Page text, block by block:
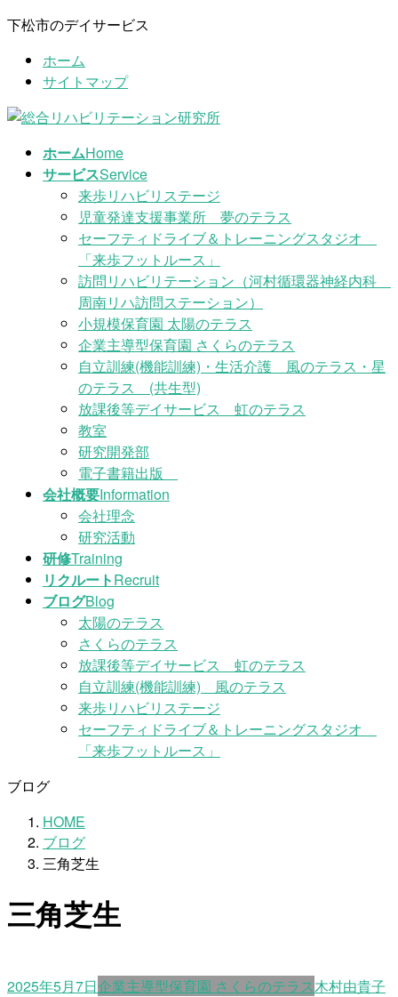
コ
ツ
ナ
シ
下松市のデイサービス
ホーム
サイトマップ
ホームHome
サービスService
来歩リハビリステージ
児童発達支援事業所 夢のテラス
セーフティドライブ＆トレーニングスタジオ
「来歩フットルース」
訪問リハビリテーション（河村循環器神経内科
周南リハ訪問ステーション）
小規模保育園 太陽のテラス
企業主導型保育園 さくらのテラス
自立訓練(機能訓練)・生活介護 風のテラス・星
のテラス (共生型)
放課後等デイサービス 虹のテラス
教室
研究開発部
電子書籍出版
会社概要Information
会社理念
研究活動
研修Training
リクルートRecruit
ブログBlog
太陽のテラス
さくらのテラス
放課後等デイサービス 虹のテラス
自立訓練(機能訓練) 風のテラス
来歩リハビリステージ
セーフティドライブ＆トレーニングスタジオ
「来歩フットルース」
ブログ
HOME
ブログ
三角芝生
三角芝生
2025年5月7日企業主導型保育園 さくらのテラス木村由貴子